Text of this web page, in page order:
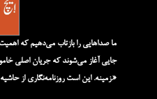
جایی آغاز می‌شوند که جریان اصلی
زمینه. این است روزنامه‌نگاری از حاشیه‌ها.»